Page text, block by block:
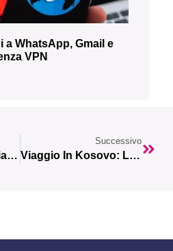
a WhatsApp, Gmail e
VPN
Viaggio In Thailandia: Guida Completa Con 10 Mete Da Non Perdere
Successivo
Viaggio In Kosovo: La Guida Completa Con Le 10 Mete Imperdibili